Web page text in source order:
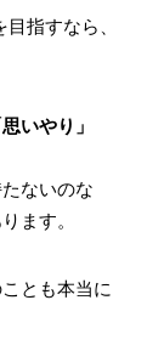
指すなら、
思いやり」
ないのな
ます。
とも本当に